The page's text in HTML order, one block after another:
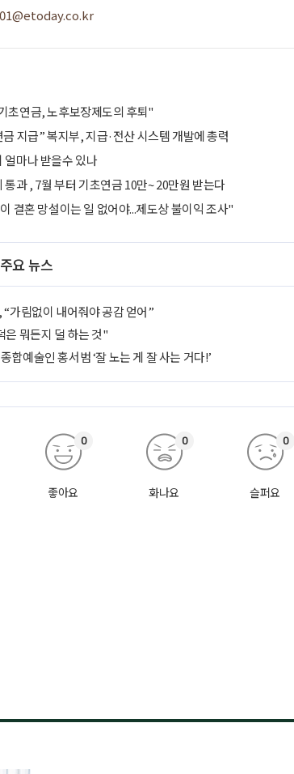
초연금, 노후보장제도의 후퇴"
지급” 복지부, 지급·전산 시스템 개발에 총력
얼마나 받을수 있나
통과 , 7월 부터 기초연금 10만~ 20만원 받는다
결혼 망설이는 일 없어야...제도상 불이익 조사"
요 뉴스
가림없이 내어줘야 공감 얻어”
은 뭐든지 덜 하는 것"
합예술인 홍서범 ‘잘 노는 게 잘 사는 거다!’
좋아요
0
화나요
0
슬퍼요
0